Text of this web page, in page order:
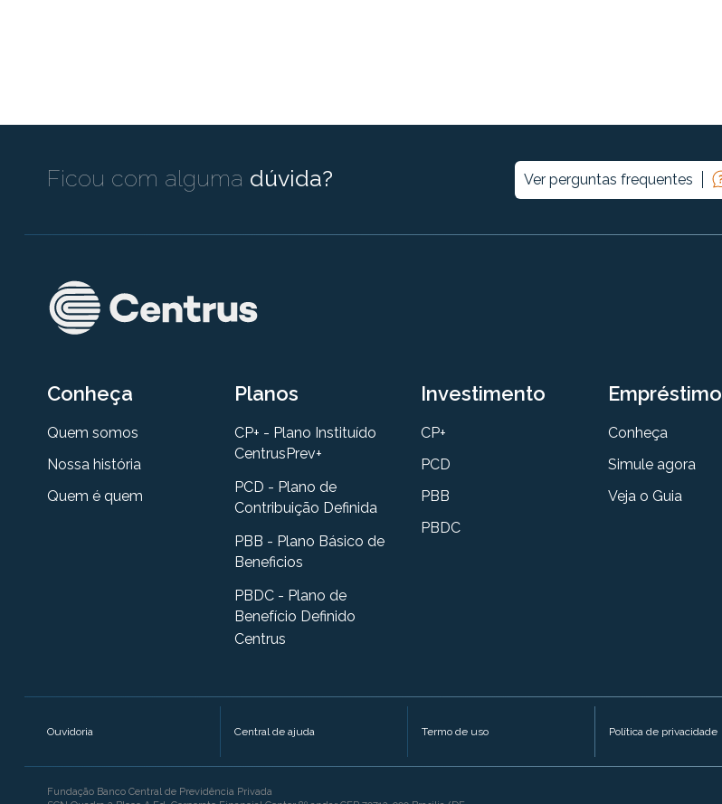
Ficou com alguma dúvida? Ver perguntas frequentes
Conheça
Quem somos
Nossa história
Quem é quem
Planos
CP+ - Plano Instituído
CentrusPrev+
PCD - Plano de
Contribuição Definida
PBB - Plano Básico de
Beneficios
PBDC - Plano de
Benefício Definido
Centrus
Investimento
CP+
PCD
PBB
PBDC
Empréstimo
Conheça
Simule agora
Veja o Guia
Ouvidoria Central de ajuda Termo de uso Política de privacidade
Fundação Banco Central de Previdência Privada